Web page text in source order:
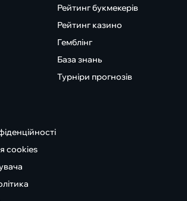
Рейтинг букмекерів
Рейтинг казино
Гемблінг
База знань
Турніри прогнозів
cookies